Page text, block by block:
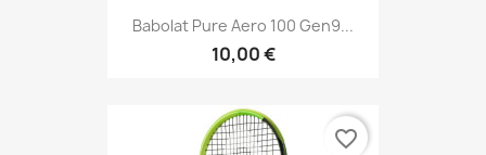
Babolat Pure Aero 100 Gen9...
10,00 €
favorite_border